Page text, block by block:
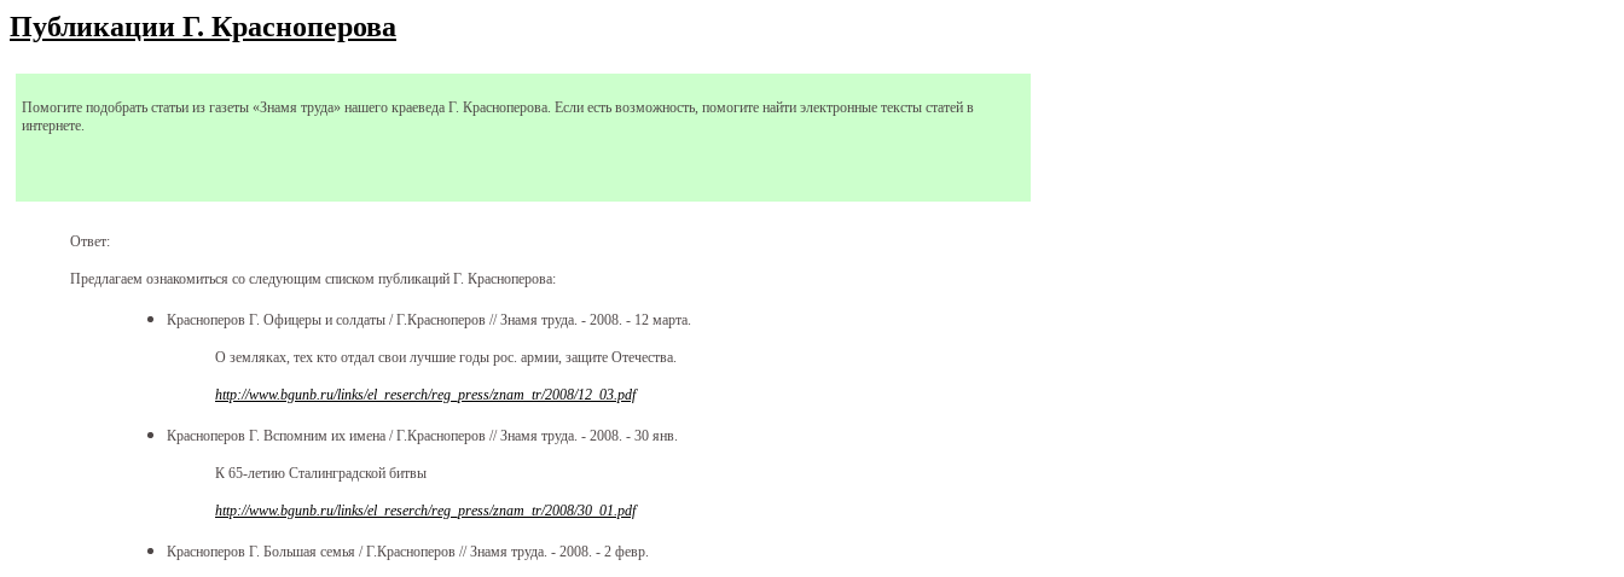
Публикации Г. Красноперова
Помогите подобрать статьи из газеты «Знамя труда» нашего краеведа Г. Красноперова. Если есть возможность, помогите найти электронные тексты статей в
интернете.
Ответ:
Предлагаем ознакомиться со следующим списком публикаций Г. Красноперова:
Красноперов Г. Офицеры и солдаты / Г.Красноперов // Знамя труда. - 2008. - 12 марта.
О земляках, тех кто отдал свои лучшие годы рос. армии, защите Отечества.
http://www.bgunb.ru/links/el_reserch/reg_press/znam_tr/2008/12_03.pdf
Красноперов Г. Вспомним их имена / Г.Красноперов // Знамя труда. - 2008. - 30 янв.
К 65-летию Сталинградской битвы
http://www.bgunb.ru/links/el_reserch/reg_press/znam_tr/2008/30_01.pdf
Красноперов Г. Большая семья / Г.Красноперов // Знамя труда. - 2008. - 2 февр.